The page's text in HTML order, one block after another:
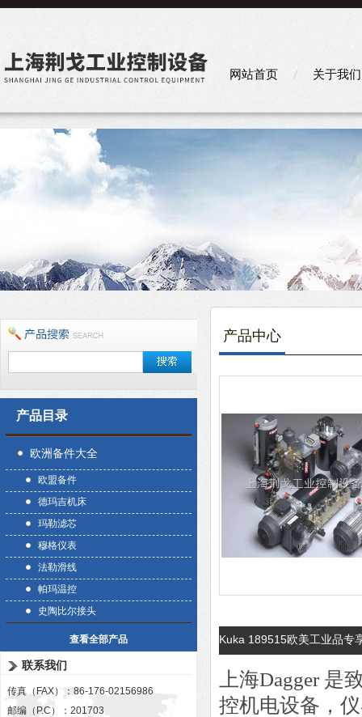
网站首页 关于我们
产品目录
欧洲备件大全
欧盟备件
德玛吉机床
玛勒滤芯
穆格仪表
法勒滑线
帕玛温控
史陶比尔接头
查看全部产品
联系我们
传真（FAX）：86-176-02156986
邮编（P.C）：201703
产品中心
Kuka 189515欧美工业品专
上海Dagger
控机电设备，